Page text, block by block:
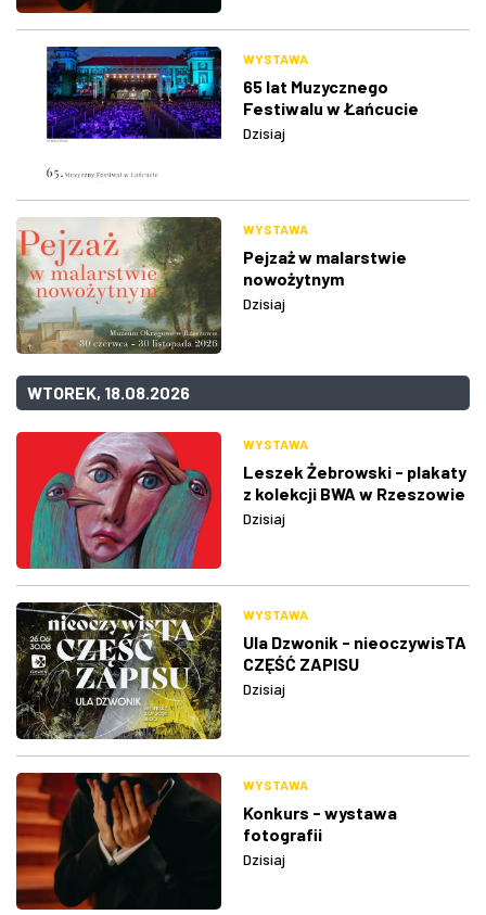
WYSTAWA
65 lat Muzycznego
Festiwalu w Łańcucie
Dzisiaj
WYSTAWA
Pejzaż w malarstwie
nowożytnym
Dzisiaj
WTOREK, 18.08.2026
WYSTAWA
Leszek Żebrowski - plakaty
z kolekcji BWA w Rzeszowie
Dzisiaj
WYSTAWA
Ula Dzwonik - nieoczywisTA
CZĘŚĆ ZAPISU
Dzisiaj
WYSTAWA
Konkurs - wystawa
fotografii
Dzisiaj